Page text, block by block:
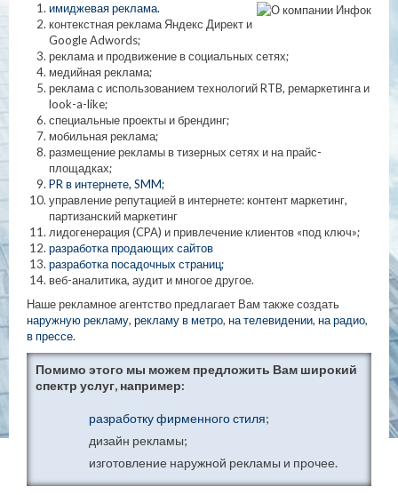
имиджевая реклама.
контекстная реклама Яндекс Директ и
Google Adwords;
реклама и продвижение в социальных сетях;
медийная реклама;
реклама с использованием технологий RTB, ремаркетинга и
look-a-like;
специальные проекты и брендинг;
мобильная реклама;
размещение рекламы в тизерных сетях и на прайс-
площадках;
PR в интернете, SMM;
управление репутацией в интернете: контент маркетинг,
партизанский маркетинг
лидогенерация (CPA) и привлечение клиентов «под ключ»;
разработка продающих сайтов
разработка посадочных страниц;
веб-аналитика, аудит и многое другое.
Наше рекламное агентство предлагает Вам также создать
наружную рекламу, рекламу в метро, на телевидении, на радио,
в прессе.
Помимо этого мы можем предложить Вам широкий
спектр услуг, например:
разработку фирменного стиля;
дизайн рекламы;
изготовление наружной рекламы и прочее.